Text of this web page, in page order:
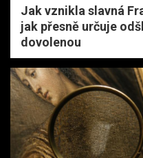
Jak vznikla slavná
jak přesně určuje
dovolenou